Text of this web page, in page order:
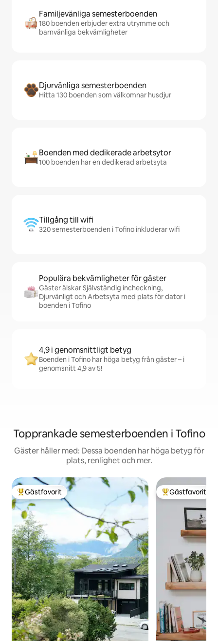
Familjevänliga semesterboenden
180 boenden erbjuder extra utrymme och
barnvänliga bekvämligheter
Djurvänliga semesterboenden
Hitta 130 boenden som välkomnar husdjur
Boenden med dedikerade arbetsytor
100 boenden har en dedikerad arbetsyta
Tillgång till wifi
320 semesterboenden i Tofino inkluderar wifi
Populära bekvämligheter för gäster
Gäster älskar Självständig incheckning,
Djurvänligt och Arbetsyta med plats för dator i
boenden i Tofino
4,9 i genomsnittligt betyg
Boenden i Tofino har höga betyg från gäster – i
genomsnitt 4,9 av 5!
Topprankade semesterboenden i Tofino
Gäster håller med: Dessa boenden har höga betyg för
plats, renlighet och mer.
Populär gästfavorit
Gästfavorit Populär
Gästfavorit